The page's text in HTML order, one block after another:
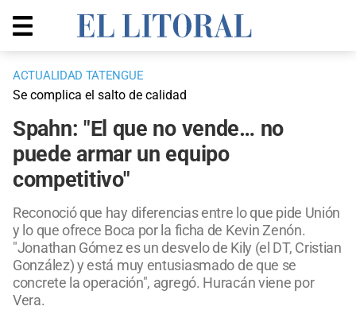
ACTUALIDAD TATENGUE
Se complica el salto de calidad
Spahn: "El que no vende… no
puede armar un equipo
competitivo"
Reconoció que hay diferencias entre lo que pide Unión
y lo que ofrece Boca por la ficha de Kevin Zenón.
"Jonathan Gómez es un desvelo de Kily (el DT, Cristian
González) y está muy entusiasmado de que se
concrete la operación", agregó. Huracán viene por
Vera.